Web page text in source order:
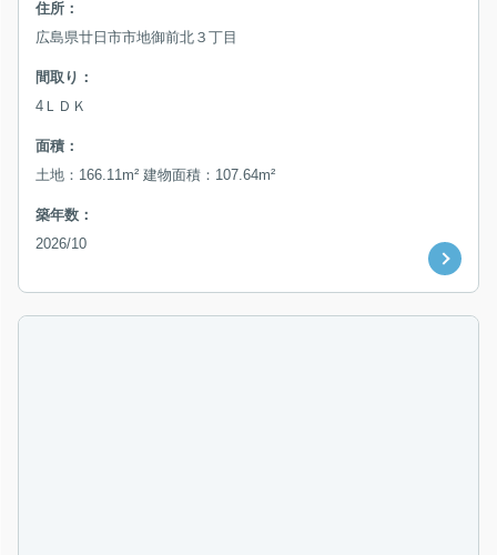
住所：
広島県廿日市市地御前北３丁目
間取り：
4ＬＤＫ
面積：
土地：166.11m² 建物面積：107.64m²
築年数：
2026/10